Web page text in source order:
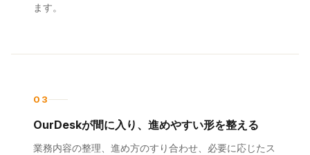
ます。
0 3
OurDeskが間に入り、進めやすい形を整える
業務内容の整理、進め方のすり合わせ、必要に応じたス